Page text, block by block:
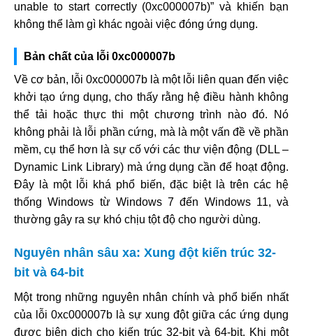
unable to start correctly (0xc000007b)” và khiến bạn
không thể làm gì khác ngoài việc đóng ứng dụng.
Bản chất của lỗi 0xc000007b
Về cơ bản, lỗi 0xc000007b là một lỗi liên quan đến việc
khởi tạo ứng dụng, cho thấy rằng hệ điều hành không
thể tải hoặc thực thi một chương trình nào đó. Nó
không phải là lỗi phần cứng, mà là một vấn đề về phần
mềm, cụ thể hơn là sự cố với các thư viện động (DLL –
Dynamic Link Library) mà ứng dụng cần để hoạt động.
Đây là một lỗi khá phổ biến, đặc biệt là trên các hệ
thống Windows từ Windows 7 đến Windows 11, và
thường gây ra sự khó chịu tột độ cho người dùng.
Nguyên nhân sâu xa: Xung đột kiến trúc 32-
bit và 64-bit
Một trong những nguyên nhân chính và phổ biến nhất
của lỗi 0xc000007b là sự xung đột giữa các ứng dụng
được biên dịch cho kiến trúc 32-bit và 64-bit. Khi một